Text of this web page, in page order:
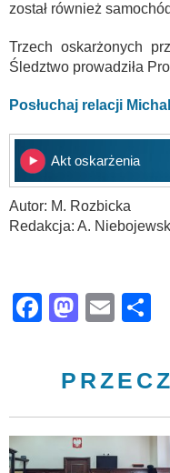
został również
Trzech oskarżonych
Śledztwo prowadziła
Posłuchaj relacji
Akt oskarżenia
Autor: M. Rozbicka
Redakcja: A.
Facebook
Email